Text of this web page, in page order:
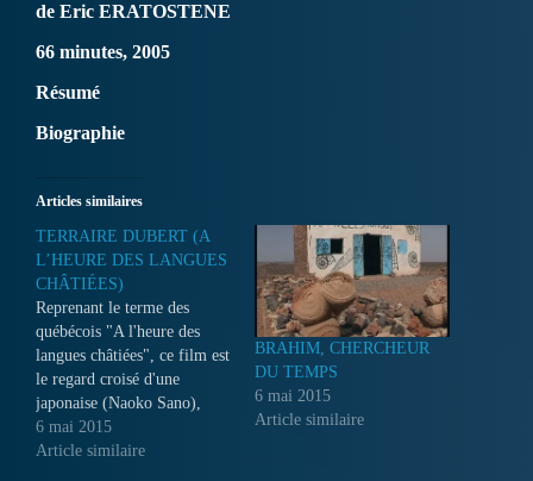
de Eric ERATOSTENE
66 minutes, 2005
Résumé
Biographie
Articles similaires
TERRAIRE DUBERT (A
L’HEURE DES LANGUES
CHÂTIÉES)
Reprenant le terme des
québécois "A l'heure des
langues châtiées", ce film est
le regard croisé d'une
japonaise (Naoko Sano),
d'un suédois (Sven
Bjorkman) et d'un québécois
6 mai 2015
Article similaire
BRAHIM, CHERCHEUR
DU TEMPS
6 mai 2015
Article similaire